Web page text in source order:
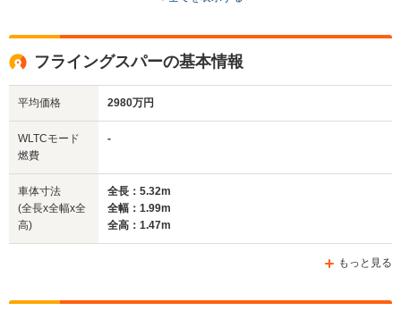
サイズ
(全長x全幅x全高)
1.4m
2ドア
フライングスパーの基本情報
平均価格 2980万円
WLTCモード
燃費
-
車体寸法
(全長x全幅x全
高)
全長：5.32m
全幅：1.99m
全高：1.47m
もっと見る